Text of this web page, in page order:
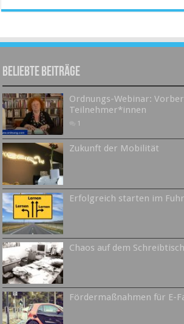
Beliebte Beiträge
Ordnungs-Webinar:
Teilnehmer*innen
1
Zukunft der Mobilität
Erfolgreich starten im
Chaos auf dem Schreibtisch
Fördermaßnahmen für E-